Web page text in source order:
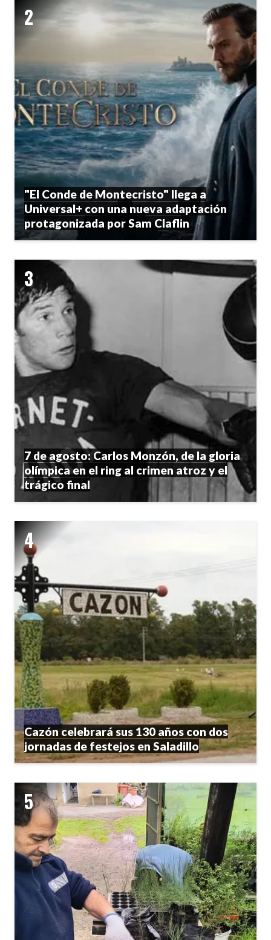
"El Conde de Montecristo" llega a
Universal+ con una nueva adaptación
protagonizada por Sam Claflin
7 de agosto: Carlos Monzón, de la gloria
olímpica en el ring al crimen atroz y el
trágico final
Cazón celebrará sus 130 años con dos
jornadas de festejos en Saladillo